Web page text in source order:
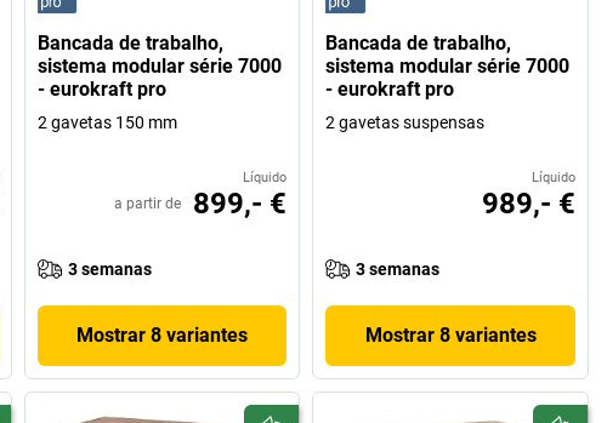
Bancada de trabalho,
sistema modular série 7000
- eurokraft pro
2 gavetas 150 mm
Líquido
a partir de 899,- €
3 semanas
Mostrar 8 variantes
Bancada de trabalho,
sistema modular série 7000
- eurokraft pro
2 gavetas suspensas
Líquido
989,- €
3 semanas
Mostrar 8 variantes